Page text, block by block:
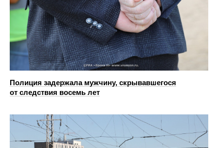
Полиция задержала мужчину, скрывавшегося
от следствия восемь лет